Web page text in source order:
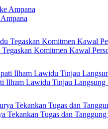
Komitmen Kawal
Lawidu Tinjau Langsung
Tugas dan